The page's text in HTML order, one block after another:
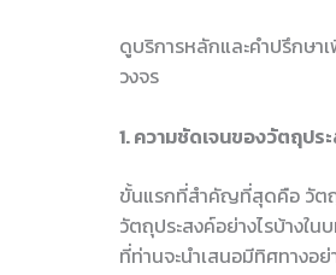
ดูบริการหลักและคำปรึกษา
วงจร
1. ความชัดเจนของวัตถุปร
ขั้นแรกที่สำคัญที่สุดคือ วัตถุป
วัตถุประสงค์อย่างไรบ้างใน
ที่ท่านจะนำเสนอมีทิศทางอย่